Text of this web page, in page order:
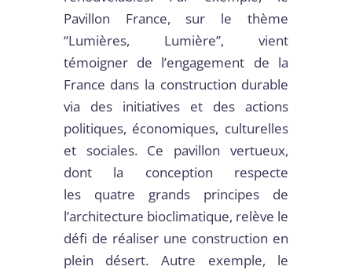
Pavillon France, sur le thème
“Lumières, Lumière”, vient
témoigner de l’engagement de la
France dans la construction durable
via des initiatives et des actions
politiques, économiques, culturelles
et sociales. Ce pavillon vertueux,
dont la conception respecte
les quatre grands principes de
l’architecture bioclimatique, relève le
défi de réaliser une construction en
plein désert. Autre exemple, le